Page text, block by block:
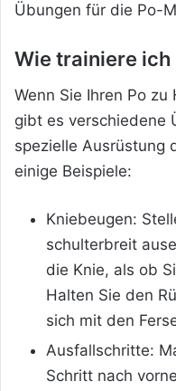
Übungen für die Po-
Wie trainiere ich
Wenn Sie Ihren Po
gibt es verschiedene
spezielle Ausrüstung
einige Beispiele:
Kniebeugen:
schulterbreit
die Knie, als ob
Halten Sie den
sich mit den
Ausfallschritte:
Schritt nach